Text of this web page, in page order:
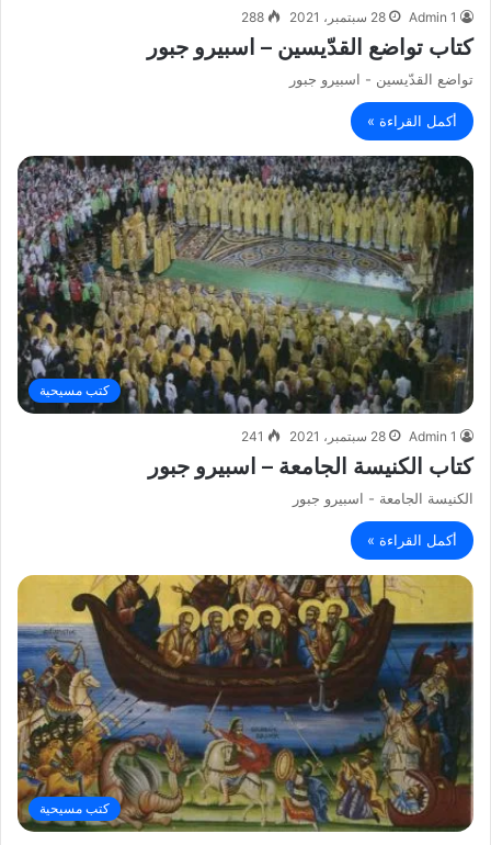
Admin 1 28 سبتمبر، 2021 288
كتاب تواضع القدّيسين – اسبيرو جبور
تواضع القدّيسين - اسبيرو جبور
أكمل القراءة »
كتب مسيحية
Admin 1 28 سبتمبر، 2021 241
كتاب الكنيسة الجامعة – اسبيرو جبور
الكنيسة الجامعة - اسبيرو جبور
أكمل القراءة »
كتب مسيحية